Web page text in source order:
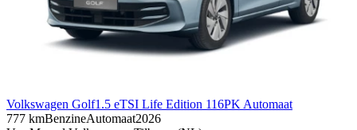
Volkswagen Golf1.5 eTSI Life Edition 116PK Automaat
777 kmBenzineAutomaat2026